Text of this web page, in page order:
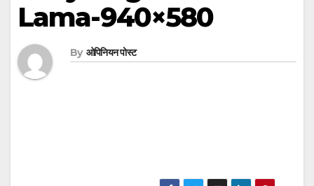
Lama-940×580
By ओपिनियन पोस्ट